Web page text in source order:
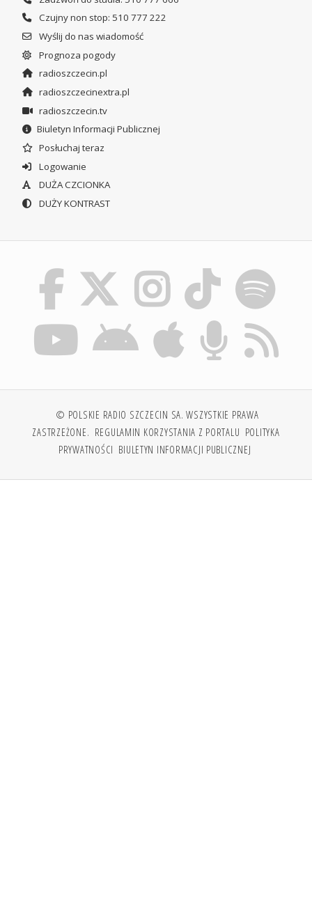
Czujny non stop: 510 777 222
Wyślij do nas wiadomość
Prognoza pogody
radioszczecin.pl
radioszczecinextra.pl
radioszczecin.tv
Biuletyn Informacji Publicznej
Posłuchaj teraz
Logowanie
DUŻA CZCIONKA
DUŻY KONTRAST
© POLSKIE RADIO SZCZECIN SA. WSZYSTKIE PRAWA
ZASTRZEŻONE. REGULAMIN KORZYSTANIA Z PORTALU POLITYKA
PRYWATNOŚCI BIULETYN INFORMACJI PUBLICZNEJ